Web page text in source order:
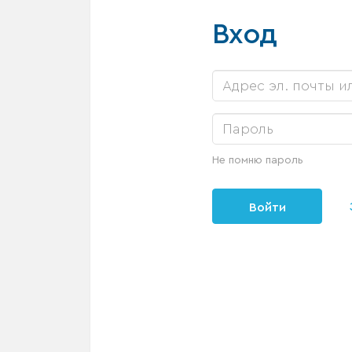
Вход
Не помню пароль